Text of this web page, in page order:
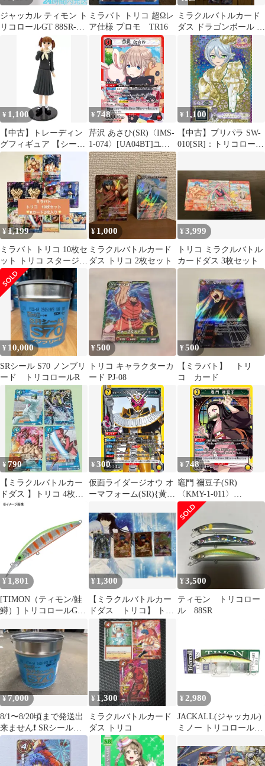
ジャッカル ティモン ト
リコロールGT 88SR-F
ギンヤマメ TIMON フ
ローティング
ミラバト トリコ 超Ωレ
ア仕様 プロモ TR16
ミラクルバトルカード
ダス ドラゴンボール ナ
ルト ワンピース トリコ
55枚
¥ 1,100
【中古】トレーディン
グフィギュア 【シーク
レット1】 福沢祐巳(笑
顔Ver.) 「SR マリア様
がみてる」
¥ 748
芹沢 あさひ(SR)〈IMS-
1-074〉[UA04BT]ユニ
オンアリーナ
¥ 1,100
【中古】プリパラ SW-
010[SR]：トリコロール
¥1,199
ミラバト トリコ 10枚セ
ット トリコ スタージュ
ン 三虎 Rカード入り
¥ 1,000
ミラクルバトルカード
ダス トリコ 2枚セット
¥3,999
トリコ ミラクルバトル
カードダス 3枚セット
¥ 10,000
SRシール S70 ノンブリ
ード トリコロールR
¥500
トリコ キャラクターカ
ード PJ-08
¥500
【ミラバト】 トリ
コ カード
¥790
【ミラクルバトルカー
ドダス 】トリコ 4枚セ
ット
¥300
仮面ライダージオウ オ
ーマフォーム(SR){黄}
[EX12BT]ユニオンアリ
ーナ
¥ 748
竈門 禰󠄀豆子(SR)
〈KMY-1-011〉
[UA05BT]ユニオンアリ
ーナ
¥ 1,801
[TIMON（ティモン/鮭
鱒）] トリコロールGT
72mm
¥1,300
【ミラクルバトルカー
ドダス トリコ】 トッ
プレア・レアまとめ
¥3,500
ティモン トリコロー
ル 88SR
¥7,000
8/1〜8/20頃まで発送出
来ません❗️ SRシール
S70 トリコロールR②
¥ 1,300
ミラクルバトルカード
ダス トリコ
¥ 2,980
JACKALL(ジャッカル)
ミノー トリコロール
ネシー